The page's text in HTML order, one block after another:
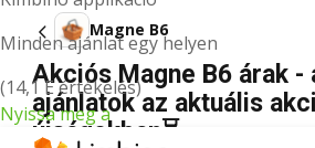
Minden ajánlat egy helyen
(14,1 E értékelés)
Nyissa meg a
Magne B6
Akciós Magne B6 árak -
ajánlatok az aktuális
újságokban⏳